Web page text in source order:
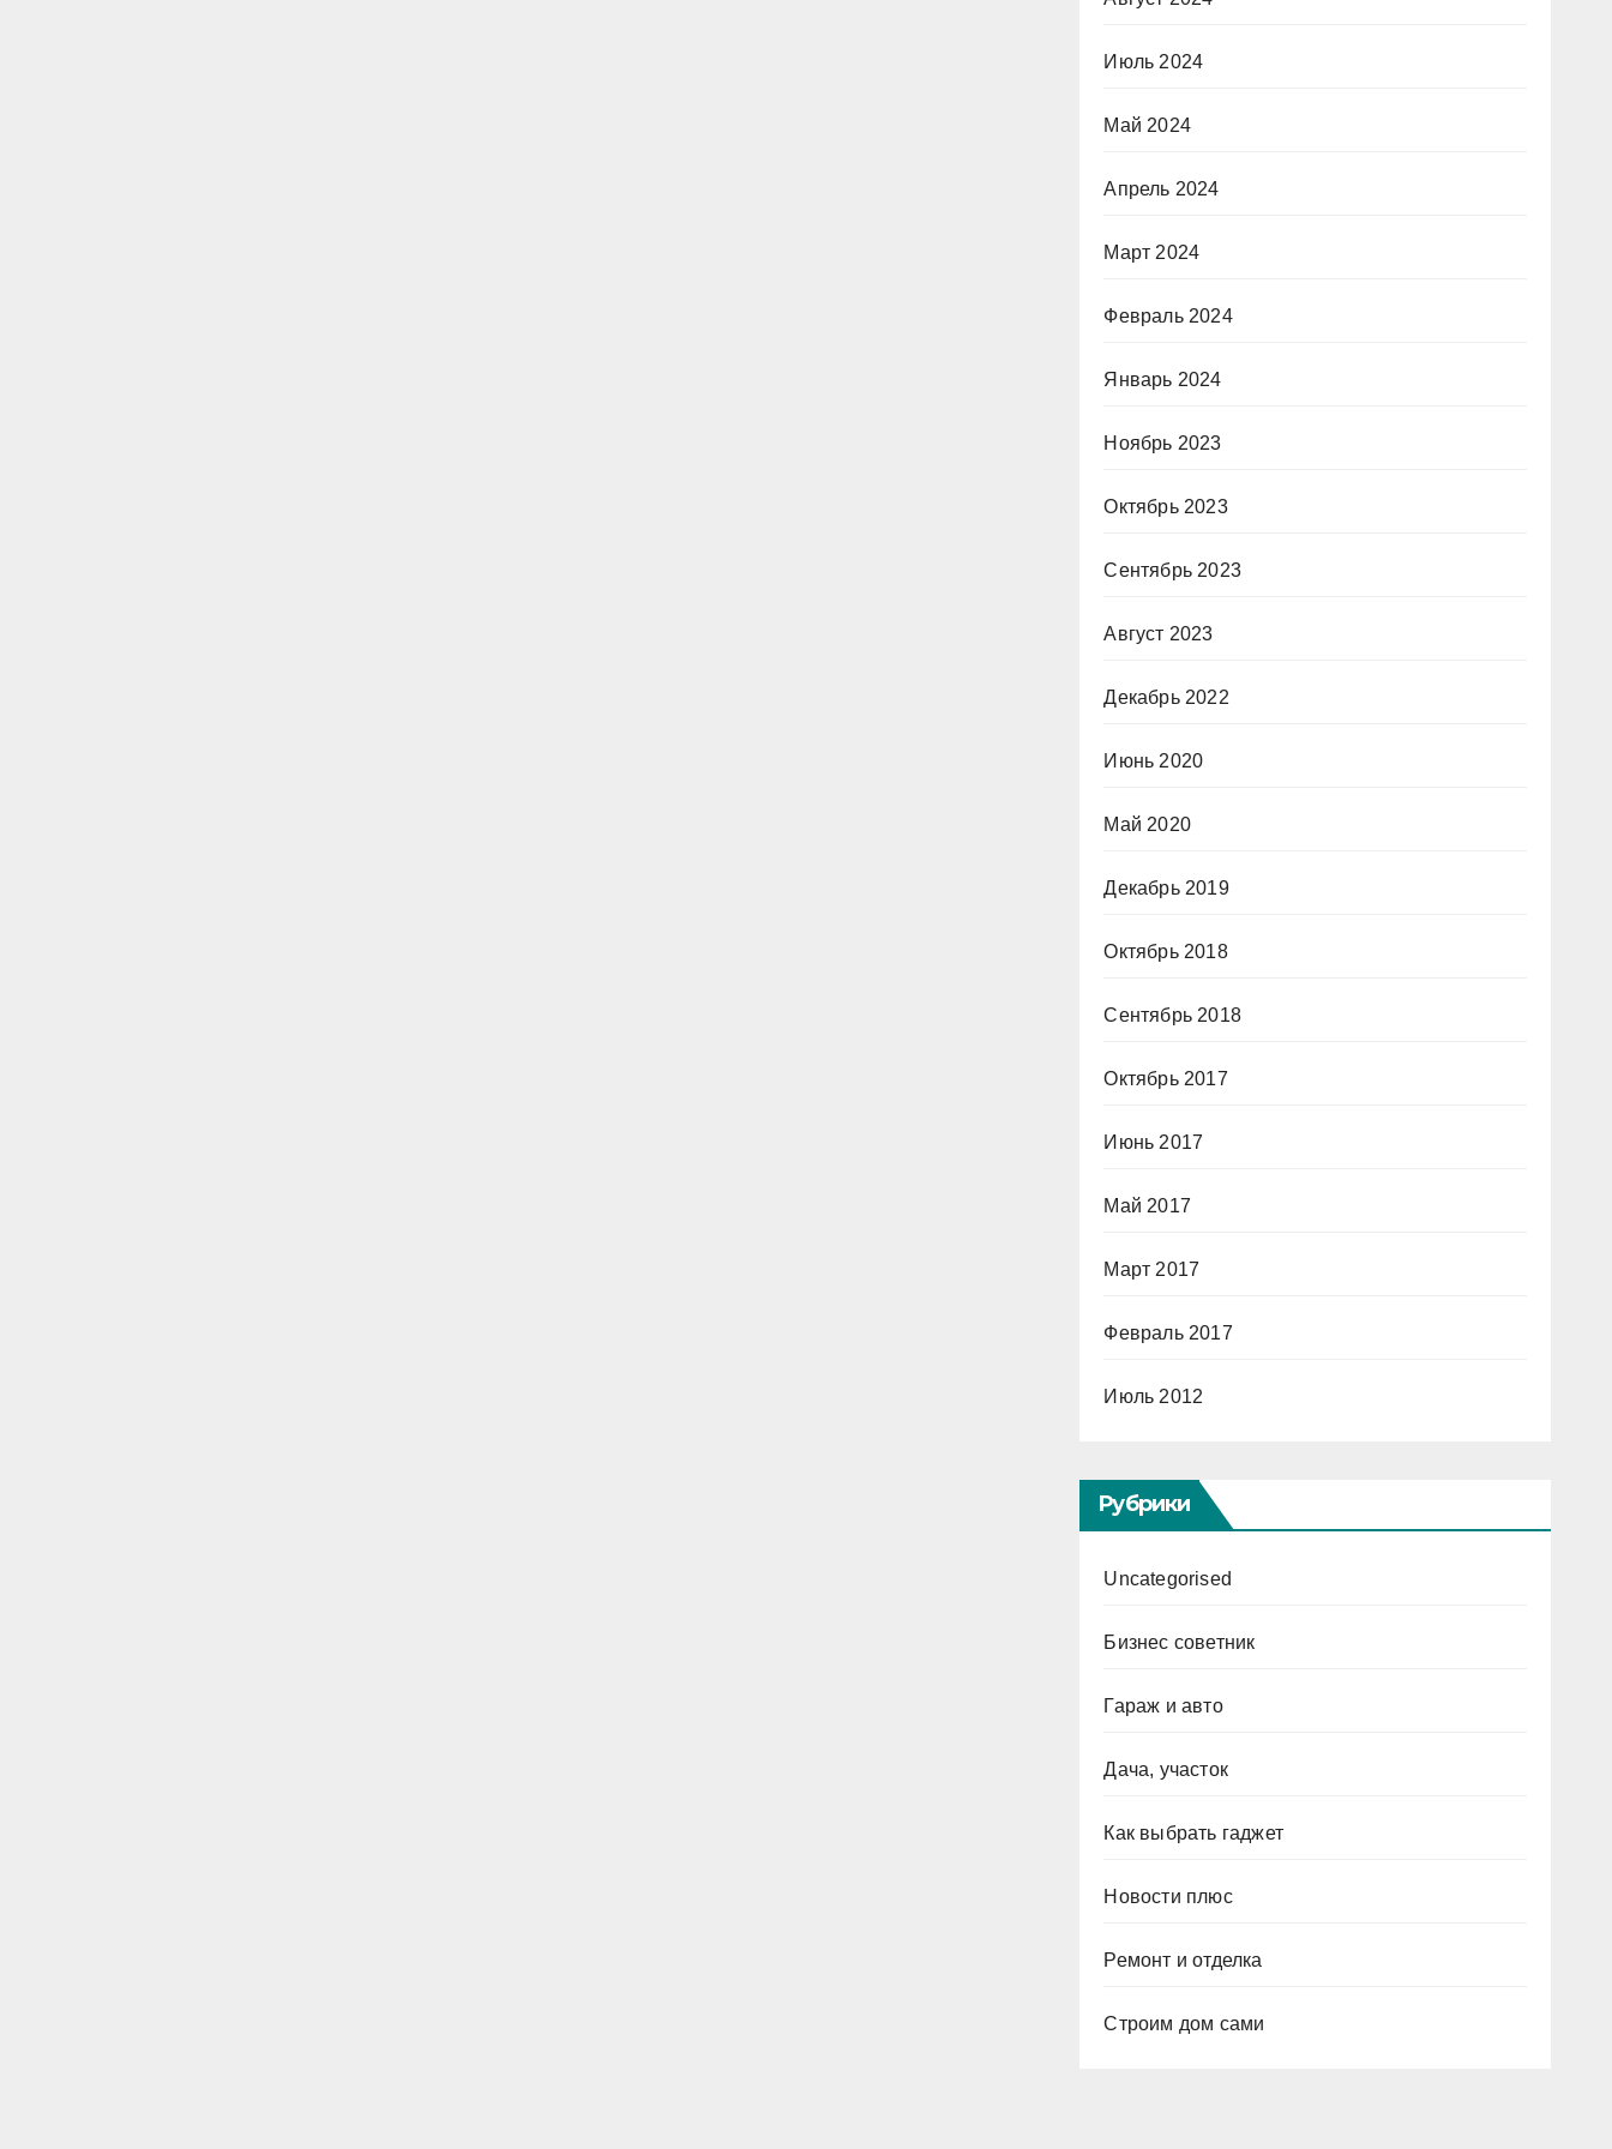
Июль 2024
Май 2024
Апрель 2024
Март 2024
Февраль 2024
Январь 2024
Ноябрь 2023
Октябрь 2023
Сентябрь 2023
Август 2023
Декабрь 2022
Июнь 2020
Май 2020
Декабрь 2019
Октябрь 2018
Сентябрь 2018
Октябрь 2017
Июнь 2017
Май 2017
Март 2017
Февраль 2017
Июль 2012
Рубрики
Uncategorised
Бизнес советник
Гараж и авто
Дача, участок
Как выбрать гаджет
Новости плюс
Ремонт и отделка
Строим дом сами